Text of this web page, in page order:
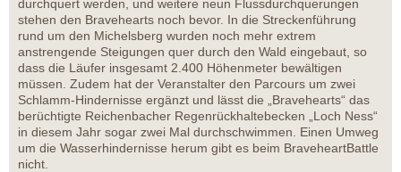
durchquert werden, und weitere neun Flussdurchquerungen
stehen den Bravehearts noch bevor. In die Streckenführung
rund um den Michelsberg wurden noch mehr extrem
anstrengende Steigungen quer durch den Wald eingebaut, so
dass die Läufer insgesamt 2.400 Höhenmeter bewältigen
müssen. Zudem hat der Veranstalter den Parcours um zwei
Schlamm-Hindernisse ergänzt und lässt die „Bravehearts“ das
berüchtigte Reichenbacher Regenrückhaltebecken „Loch Ness“
in diesem Jahr sogar zwei Mal durchschwimmen. Einen Umweg
um die Wasserhindernisse herum gibt es beim BraveheartBattle
nicht.